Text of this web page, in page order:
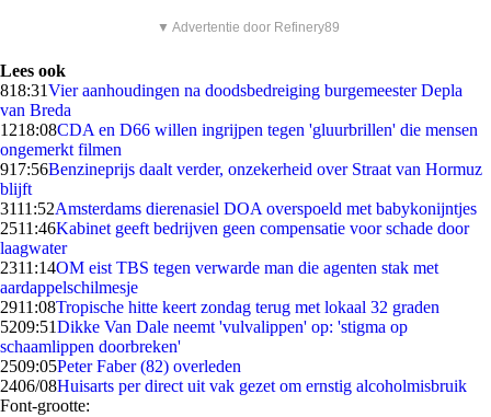
▼ Advertentie door Refinery89
Lees ook
818:31Vier aanhoudingen na doodsbedreiging burgemeester Depla
van Breda
1218:08CDA en D66 willen ingrijpen tegen 'gluurbrillen' die mensen
ongemerkt filmen
917:56Benzineprijs daalt verder, onzekerheid over Straat van Hormuz
blijft
3111:52Amsterdams dierenasiel DOA overspoeld met babykonijntjes
2511:46Kabinet geeft bedrijven geen compensatie voor schade door
laagwater
2311:14OM eist TBS tegen verwarde man die agenten stak met
aardappelschilmesje
2911:08Tropische hitte keert zondag terug met lokaal 32 graden
5209:51Dikke Van Dale neemt 'vulvalippen' op: 'stigma op
schaamlippen doorbreken'
2509:05Peter Faber (82) overleden
2406/08Huisarts per direct uit vak gezet om ernstig alcoholmisbruik
Font-grootte: